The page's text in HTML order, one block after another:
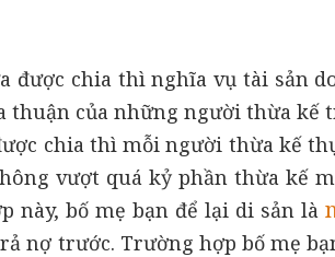
được chia thì nghĩa vụ tài sản
thuận của những người thừa kế
chia thì mỗi người thừa kế
vượt quá kỷ phần thừa kế
này, bố mẹ bạn để lại di sản là
nợ trước. Trường hợp bố mẹ